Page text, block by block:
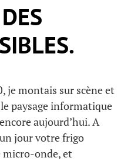
je montais sur scène et
paysage informatique
aujourd’hui. A
jour votre frigo
micro-onde, et